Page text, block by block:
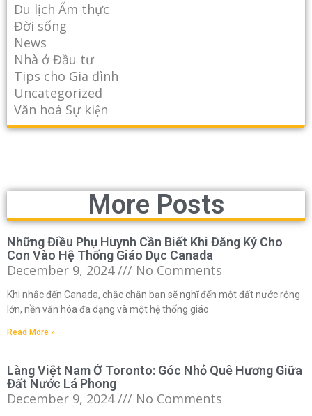
Du lịch Ẩm thực
Đời sống
News
Nhà ở Đầu tư
Tips cho Gia đình
Uncategorized
Văn hoá Sự kiện
More Posts
Những Điều Phụ Huynh Cần Biết Khi Đăng Ký Cho
Con Vào Hệ Thống Giáo Dục Canada
December 9, 2024 No Comments
Khi nhắc đến Canada, chắc chắn bạn sẽ nghĩ đến một đất nước rộng
lớn, nền văn hóa đa dạng và một hệ thống giáo
Read More »
Làng Việt Nam Ở Toronto: Góc Nhỏ Quê Hương Giữa
Đất Nước Lá Phong
December 9, 2024 No Comments